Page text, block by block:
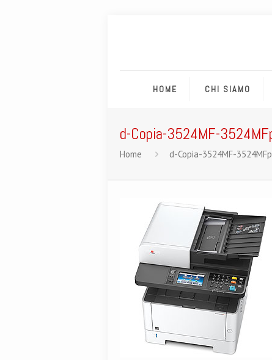
HOME CHI SIAMO
d-Copia-3524MF-
Home d-Copia-3524MF-